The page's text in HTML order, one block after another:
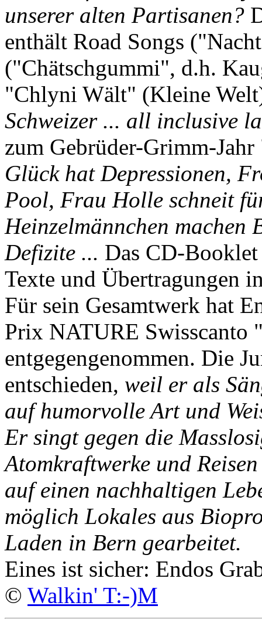
unserer alten Partisanen?
enthält Road Songs
("Chätschgummi", d.h.
"Chlyni Wält" (Kleine
Schweizer ... all inclusive
zum Gebrüder-Grimm-
Glück hat Depressionen,
Pool, Frau Holle schneit
Heinzelmännchen machen
Defizite ... Das CD-
Texte und Übertragungen
Für sein Gesamtwerk hat
Prix NATURE Swisscanto
entgegengenommen. Die
entschieden, weil er als
auf humorvolle Art und
Er singt gegen die
Atomkraftwerke und
auf einen nachhaltigen
möglich Lokales aus
Laden in Bern gearbeitet.
Eines ist sicher: Endos
© Walkin' T:-)M